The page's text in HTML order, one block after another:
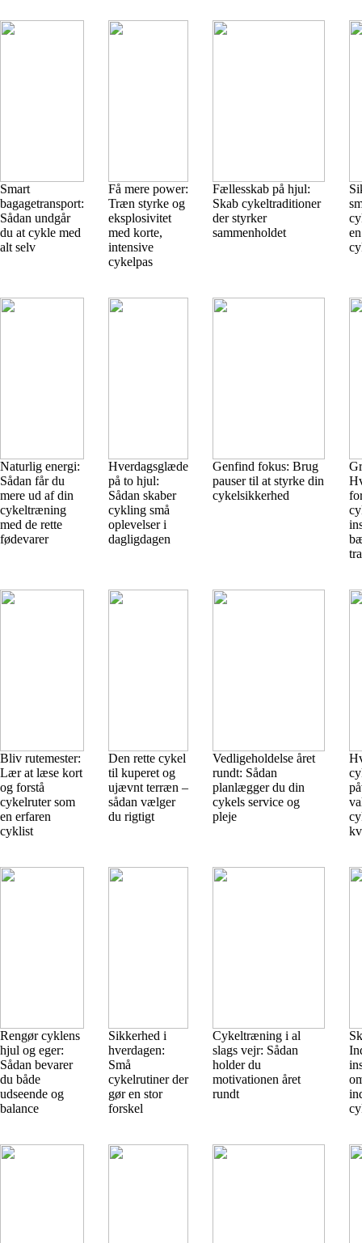
Smart
bagagetransport:
Sådan undgår
du at cykle med
alt selv
Få mere power:
Træn styrke og
eksplosivitet
med korte,
intensive
cykelpas
Fællesskab på hjul:
Skab cykeltraditioner
der styrker
sammenholdet
Naturlig energi:
Sådan får du
mere ud af din
cykeltræning
med de rette
fødevarer
Hverdagsglæde
på to hjul:
Sådan skaber
cykling små
oplevelser i
dagligdagen
Genfind fokus: Brug
pauser til at styrke din
cykelsikkerhed
Bliv rutemester:
Lær at læse kort
og forstå
cykelruter som
en erfaren
cyklist
Den rette cykel
til kuperet og
ujævnt terræn –
sådan vælger
du rigtigt
Vedligeholdelse året
rundt: Sådan
planlægger du din
cykels service og
pleje
Rengør cyklens
hjul og eger:
Sådan bevarer
du både
udseende og
balance
Sikkerhed i
hverdagen:
Små
cykelrutiner der
gør en stor
forskel
Cykeltræning i al
slags vejr: Sådan
holder du
motivationen året
rundt